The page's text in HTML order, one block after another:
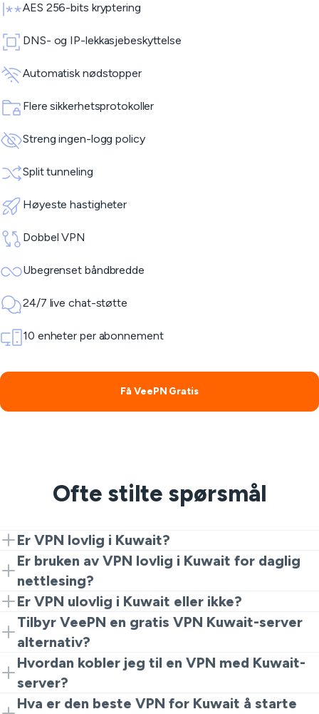
AES 256-bits kryptering
DNS- og IP-lekkasjebeskyttelse
Automatisk nødstopper
Flere sikkerhetsprotokoller
Streng ingen-logg policy
Split tunneling
Høyeste hastigheter
Dobbel VPN
Ubegrenset båndbredde
24/7 live chat-støtte
10 enheter per abonnement
Få VeePN Gratis
Ofte stilte spørsmål
Er VPN lovlig i Kuwait?
Generelt er bruken av VPN i forhold til personvern mye
debattert som rimelig, selv om du bør overholde
eventuelle lokale lover og forskrifter.
Er bruken av VPN lovlig i Kuwait for daglig
nettlesing?
Hvis målet ditt er personvern og tryggere nettlesing, er
det den vanlige grunnen folk spør er bruken av VPN
lovlig i Kuwait. Bruk det ansvarlig og hold deg innenfor
lokal lov.
Er VPN ulovlig i Kuwait eller ikke?
VPN-er er ikke ulovlige i Kuwait. Imidlertid er bruken
regulert og overvåket. Så bruk VPN kun av juridiske
Tilbyr VeePN en gratis VPN Kuwait-server
alternativ?
Ja. Du kan starte med nettleserutvidelsen som et
gratis VPN Kuwait-serveralternativ for lett bruk og
Hvordan kobler jeg til en VPN med Kuwait-
server?
Installer VeePN. Åpne deretter appen eller utvidelsen,
Hva er den beste VPN for Kuwait å starte